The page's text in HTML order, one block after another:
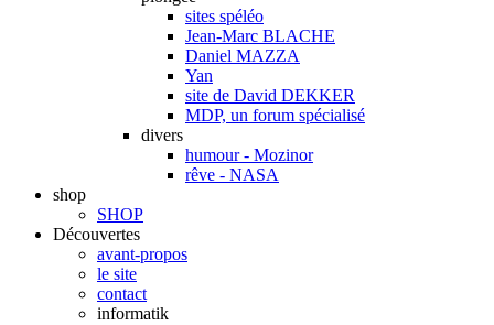
sites spéléo
Jean-Marc BLACHE
Daniel MAZZA
Yan
site de David DEKKER
MDP, un forum spécialisé
divers
humour - Mozinor
rêve - NASA
shop
SHOP
Découvertes
avant-propos
le site
contact
informatik